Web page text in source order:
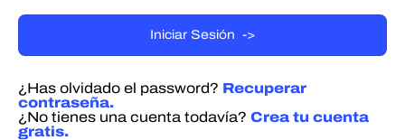
¿Has olvidado el password? Recuperar
contraseña.
¿No tienes una cuenta todavía? Crea tu cuenta
gratis.